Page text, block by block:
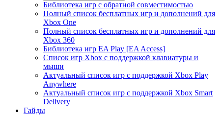
Библиотека игр с обратной совместимостью
Полный список бесплатных игр и дополнений для
Xbox One
Полный список бесплатных игр и дополнений для
Xbox 360
Библиотека игр EA Play [EA Access]
Список игр Xbox c поддержкой клавиатуры и
мыши
Актуальный список игр с поддержкой Xbox Play
Anywhere
Актуальный список игр с поддержкой Xbox Smart
Delivery
Гайды